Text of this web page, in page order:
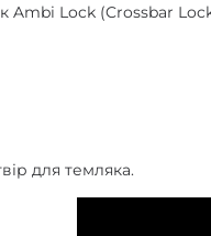
Ambi Lock (Crossbar
для темляка.